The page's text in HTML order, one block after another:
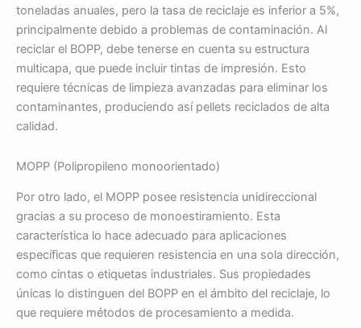
toneladas anuales, pero la tasa de reciclaje es inferior a 5%,
principalmente debido a problemas de contaminación. Al
reciclar el BOPP, debe tenerse en cuenta su estructura
multicapa, que puede incluir tintas de impresión. Esto
requiere técnicas de limpieza avanzadas para eliminar los
contaminantes, produciendo así pellets reciclados de alta
calidad.
MOPP (Polipropileno monoorientado)
Por otro lado, el MOPP posee resistencia unidireccional
gracias a su proceso de monoestiramiento. Esta
característica lo hace adecuado para aplicaciones
específicas que requieren resistencia en una sola dirección,
como cintas o etiquetas industriales. Sus propiedades
únicas lo distinguen del BOPP en el ámbito del reciclaje, lo
que requiere métodos de procesamiento a medida.